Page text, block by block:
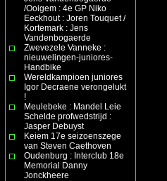
/Ooigem : 4e GP Niko
Eeckhout : Joren Touquet /
Kortemark : Jens
Vandenbogaerde
Zwevezele Vanneke :
nieuwelingen-juniores-
Handbike
Wereldkampioen juniores
Igor Decraene verongelukt
!
Meulebeke : Mandel Leie
Schelde profwedstrijd :
Jasper Debuyst
Keiem 17e seizoenszege
van Steven Caethoven
Oudenburg : Interclub 18e
Memorial Danny
Jonckheere